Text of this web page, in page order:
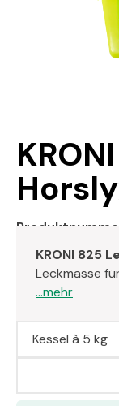
KRONI 825
Leckmasse
...mehr
Kessel à 5 kg